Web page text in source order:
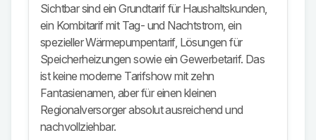
Sichtbar sind ein Grundtarif für Haushaltskunden,
ein Kombitarif mit Tag- und Nachtstrom, ein
spezieller Wärmepumpentarif, Lösungen für
Speicherheizungen sowie ein Gewerbetarif. Das
ist keine moderne Tarifshow mit zehn
Fantasienamen, aber für einen kleinen
Regionalversorger absolut ausreichend und
nachvollziehbar.